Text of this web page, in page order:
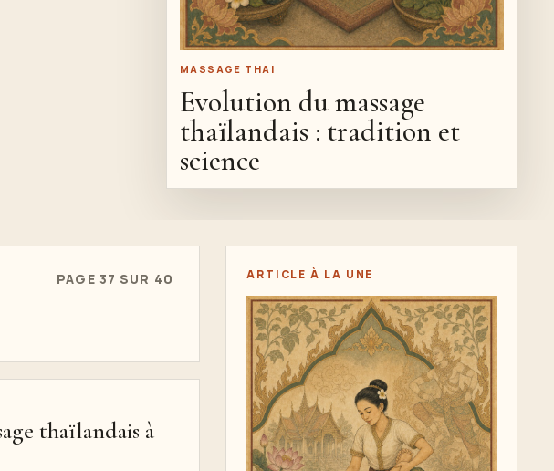
MASSAGE THAI
Evolution du massage
thaïlandais : tradition et
science
PAGE 37 SUR 40
thaïlandais à
ARTICLE À LA UNE